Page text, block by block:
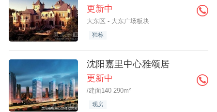
更新中
大东区 - 大东广场板块
独栋
沈阳嘉里中心雅颂居
更新中
/建面140-290m²
现房